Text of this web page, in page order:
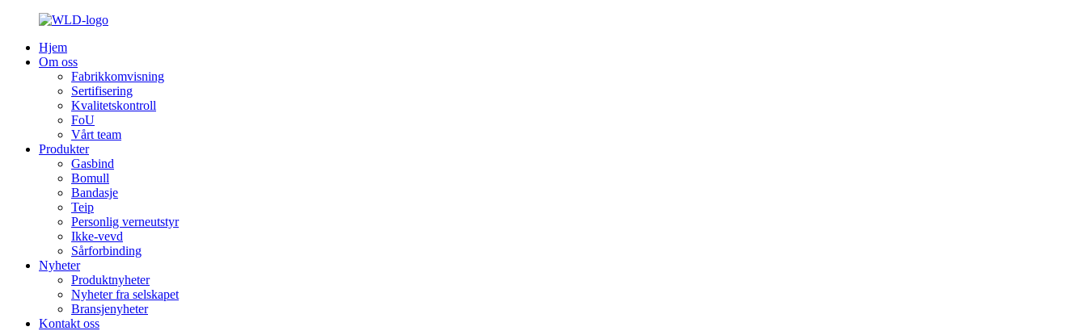
Hjem
Om oss
Fabrikkomvisning
Sertifisering
Kvalitetskontroll
FoU
Vårt team
Produkter
Gasbind
Bomull
Bandasje
Teip
Personlig verneutstyr
Ikke-vevd
Sårforbinding
Nyheter
Produktnyheter
Nyheter fra selskapet
Bransjenyheter
Kontakt oss